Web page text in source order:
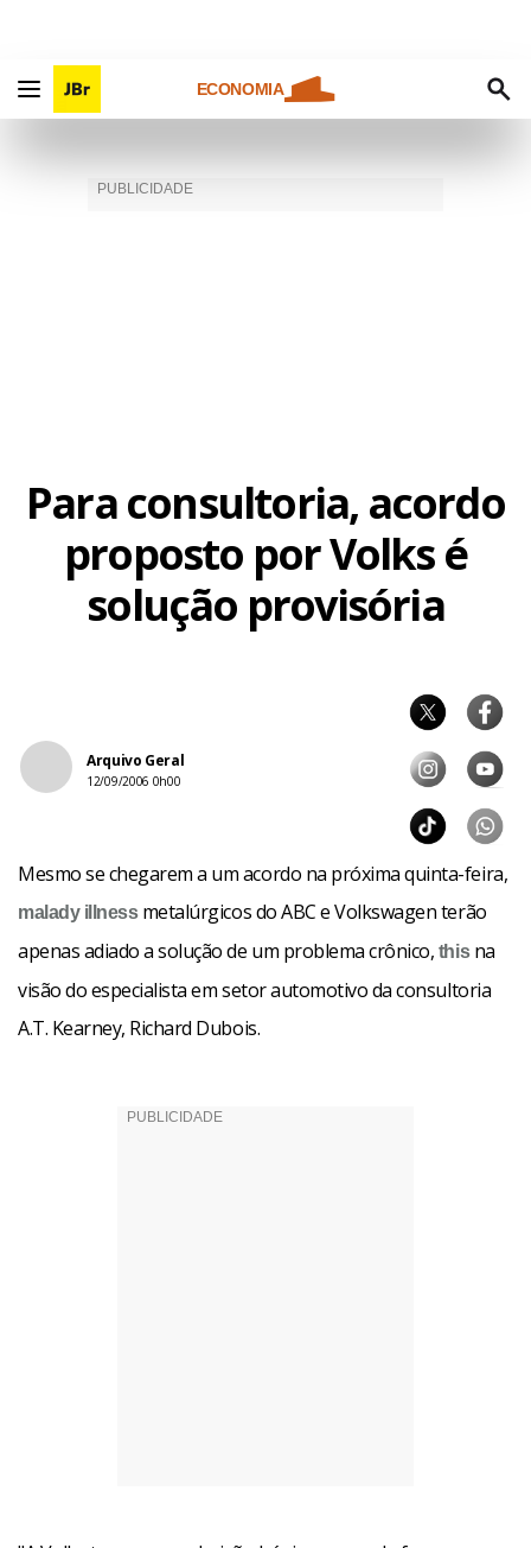
ECONOMIA
Para consultoria, acordo
proposto por Volks é
solução provisória
Arquivo Geral
12/09/2006 0h00
Mesmo se chegarem a um acordo na próxima quinta-feira,
malady illnessmetalúrgicos do ABC e Volkswagen terão
apenas adiado a solução de um problema crônico, thisna
visão do especialista em setor automotivo da consultoria
A.T. Kearney, Richard Dubois.